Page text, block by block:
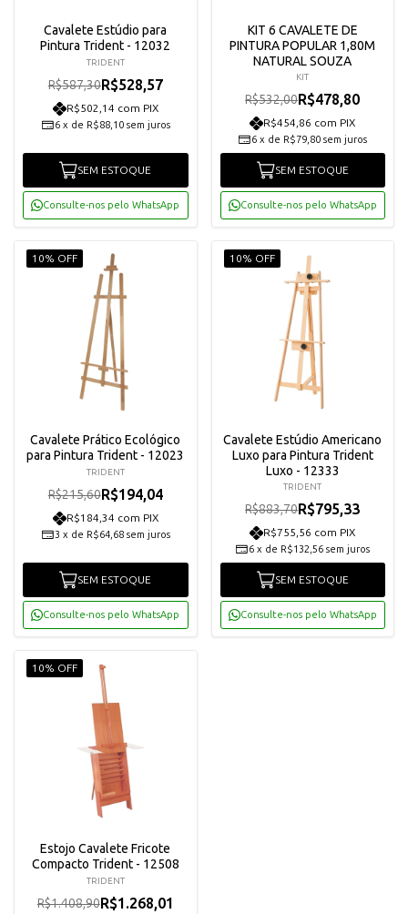
Cavalete Estúdio para
Pintura Trident - 12032
TRIDENT
R$587,30R$528,57
R$502,14 com PIX
6 x de R$88,10 sem juros
SEM ESTOQUE
Consulte-nos pelo WhatsApp
KIT 6 CAVALETE DE
PINTURA POPULAR 1,80M
NATURAL SOUZA
KIT
R$532,00R$478,80
R$454,86 com PIX
6 x de R$79,80 sem juros
SEM ESTOQUE
Consulte-nos pelo WhatsApp
10% OFF
Cavalete Prático Ecológico
para Pintura Trident - 12023
TRIDENT
R$215,60R$194,04
R$184,34 com PIX
3 x de R$64,68 sem juros
SEM ESTOQUE
Consulte-nos pelo WhatsApp
10% OFF
Cavalete Estúdio Americano
Luxo para Pintura Trident
Luxo - 12333
TRIDENT
R$883,70R$795,33
R$755,56 com PIX
6 x de R$132,56 sem juros
SEM ESTOQUE
Consulte-nos pelo WhatsApp
10% OFF
Estojo Cavalete Fricote
Compacto Trident - 12508
TRIDENT
R$1.408,90R$1.268,01